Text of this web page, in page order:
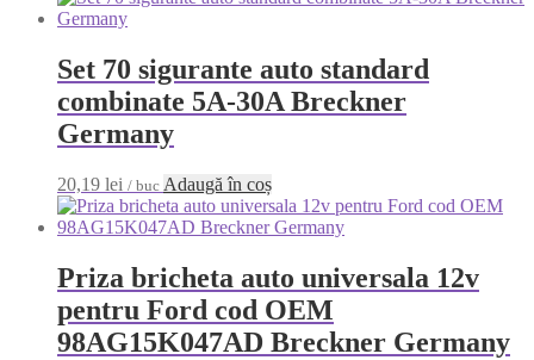
Set 70 sigurante auto standard
combinate 5A-30A Breckner
Germany
20,19 lei / buc Adaugă în coș
Priza bricheta auto universala 12v
pentru Ford cod OEM
98AG15K047AD Breckner Germany